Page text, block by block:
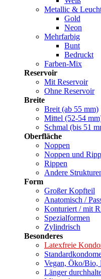
Metallic &
Gold
Neon
Mehrfarbig
Bunt
Bedruckt
Farben-Mix
Reservoir
Mit Reservoir
Ohne Reservoir
Breite
Breit (ab 55 mm)
Mittel (52-54
Schmal (bis 51
Oberfläche
Noppen
Noppen und
Rippen
Andere
Form
Großer Kopfteil
Anatomisch /
Konturiert / mit
Spezialformen
Zylindrisch
Besonderes
Latexfreie
Vegan, Öko/Bio,
Länger